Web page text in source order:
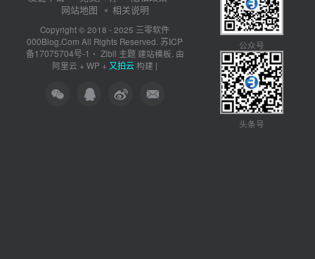
网站地图
相关说明
Copyright © 2018 - 2025 三零软件
000Blog.Com All Rights Reserved. 苏ICP
备17075704号-1 ・ Zibll 主题建站模板. 由
阿里云 + WP + 又拍云构建 |
公众号
头条号